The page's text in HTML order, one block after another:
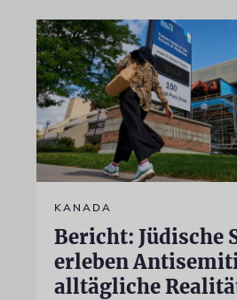
KANADA
Bericht: Jüdische
erleben
alltägliche